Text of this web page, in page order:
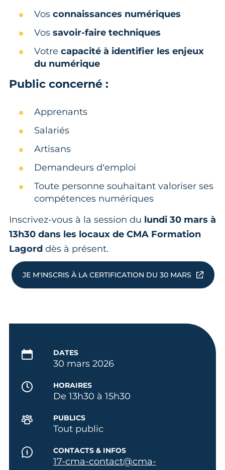
Vos connaissances numériques
Vos savoir-faire techniques
Votre capacité à identifier les enjeux
du numérique
Public concerné :
Apprenants
Salariés
Artisans
Demandeurs d’emploi
Toute personne souhaitant valoriser ses
compétences numériques
Inscrivez-vous à la session du lundi 30 mars à
13h30 dans les locaux de CMA Formation
Lagord dès à présent.
JE M'INSCRIS À LA CERTIFICATION DU 30 MARS
DATES
30 mars 2026
HORAIRES
De 13h30 à 15h30
PUBLICS
Tout public
CONTACTS & INFOS
17-cma-contact@cma-